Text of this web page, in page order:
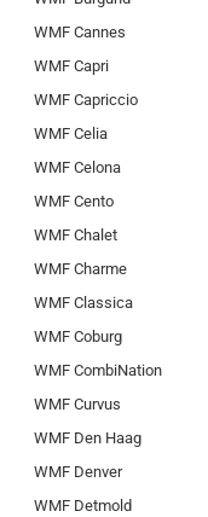
WMF Cannes
WMF Capri
WMF Capriccio
WMF Celia
WMF Celona
WMF Cento
WMF Chalet
WMF Charme
WMF Classica
WMF Coburg
WMF CombiNation
WMF Curvus
WMF Den Haag
WMF Denver
WMF Detmold